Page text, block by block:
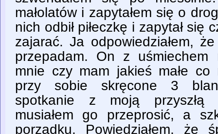
małolatów i zapytałem się o
nich odbił piłeczkę i zapytał się
zajarać. Ja odpowiedziałem,
przepadam. On z uśmiechem
mnie czy mam jakieś małe co
przy sobie skręcone 3
spotkanie z moją przyszłą
musiałem go przeprosić, a
porządku. Powiedziałem, że